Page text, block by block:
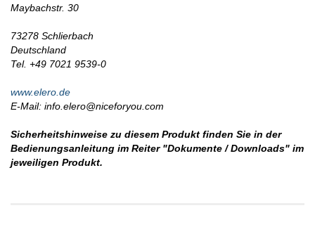
Maybachstr. 30
73278 Schlierbach
Deutschland
Tel. +49 7021 9539-0
www.elero.de
E-Mail: info.elero@niceforyou.com
Sicherheitshinweise zu diesem Produkt finden Sie in der
Bedienungsanleitung im Reiter "Dokumente / Downloads" im
jeweiligen Produkt.